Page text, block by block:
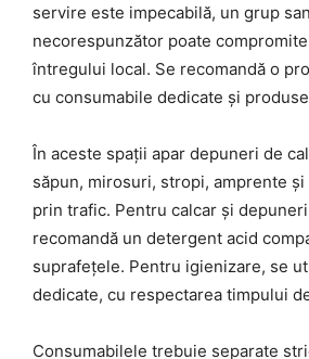
servire este impecabilă, un grup
necorespunzător poate
întregului local. Se recomandă o
cu consumabile dedicate și
În aceste spații apar depuneri de
săpun, mirosuri, stropi, amprente
prin trafic. Pentru calcar și
recomandă un detergent acid
suprafețele. Pentru igienizare, se
dedicate, cu respectarea timpului
Consumabilele trebuie separate